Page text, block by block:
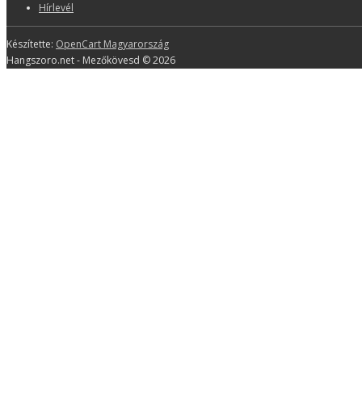
Hírlevél
Készítette: OpenCart Magyarország
Hangszoro.net - Mezőkövesd © 2026